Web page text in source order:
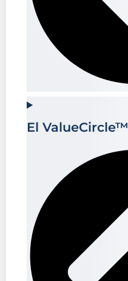
El ValueCircle™